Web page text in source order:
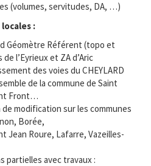
(volumes, servitudes, DA, …)
:
Géomètre Référent (topo et
l’Eyrieux et ZA d’Aric
des voies du CHEYLARD
de la commune de Saint
Front…
de modification sur les communes
Borée,
Jean Roure, Lafarre, Vazeilles-
partielles avec travaux :